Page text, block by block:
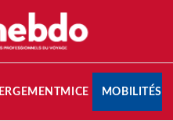
MICE MOBILITÉS